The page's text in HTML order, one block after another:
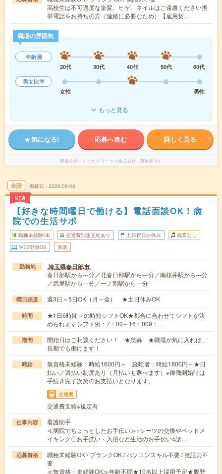
高校生は不可過度な染髪、ヒゲ、ネイルはご遠慮ください携
帯電話をお持ちの方（連絡に必要なため）【雇用契…
職場の雰囲気
年齢層
20代
30代 40代 50代
60代
男女比率
女性
男性
もっと見る
気になる! 応募へ進む 詳しく見る
派遣会社 テイケイワークス株式会社（募集担当）
未読
NEW
掲載日 2026/08/08
【好きな時間曜日で働ける】電話面談OK！病
院での生活サポ
職種未経験OK 交通費別途支給あり 土日祝日が休み 残業なし
WEB登録OK 派遣
勤務地 埼玉県春日部市
春日部駅から---分／北春日部駅から---分／南桜井駅から---分
／武里駅から---分／一ノ割駅から---分
曜日頻度 週3日～5日OK（月～金） ★土日休みOK
時間
★1日6時間～の時短シフトOK★都合に合わせてシフトが決
められますシフト例：7：00～16：009：…
期間
開始日はご相談ください！ ★急募 ★職場が気に入れば、
長期でも働けます！
時給
無資格未経験：時給1600円～ 経験者：時給1800円～★日
払い／週払い制度あり（月払いも選べます）※稼働開始時は
手続き完了次第のお支払いとなります。
交通費
交通費支給※規定有
仕事内容
看護助手
≪病院でちょっとしたお手伝い≫○シーツの交換やベッドメ
イキング〇お手洗い・入浴など生活のお手伝い○診…
応募資格
職種未経験OK / ブランクOK / パソコンスキル不要 / 英語力不
要
≪無資格・未経験OK≫年齢不問★10名以上採用予定★履歴